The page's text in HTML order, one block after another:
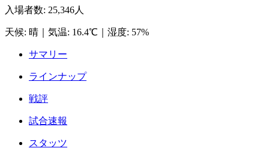
入場者数: 25,346人
天候: 晴 気温: 16.4℃ 湿度: 57%
サマリー
ラインナップ
戦評
試合速報
スタッツ